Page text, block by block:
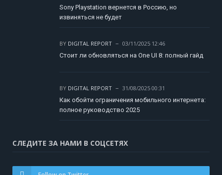
Sony Playstation вернется в Россию, но
извиняться не будет
BY DIGITAL REPORT
03/11/2025 12:46
Стоит ли обновляться на One UI 8: полный гайд
BY DIGITAL REPORT
31/08/2025 00:31
Как обойти ограничения мобильного интернета:
полное руководство 2025
СЛЕДИТЕ ЗА НАМИ В СОЦСЕТЯХ